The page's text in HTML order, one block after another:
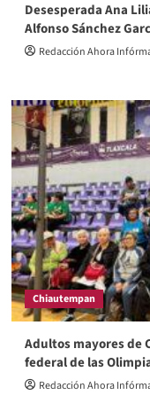
Desesperada Ana
Alfonso Sánchez
Redacción Ahora
Chiautempan
Adultos mayores de
federal de las
Redacción Ahora